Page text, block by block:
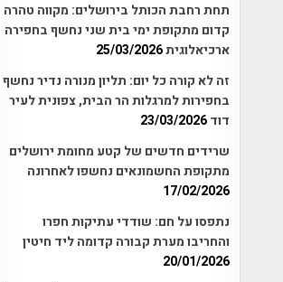
תחת רחבת הכותל בירושלים: מקווה טהרה
קדום מתקופת ימי בית שני נחשף בחפירה
ארכיאלוגית25/03/2026
זה לא קורה כל יום: תליון מנורה נדיר נחשף
בחפירות למרגלות הר הבית, צפונית לעיר
דוד23/03/2026
שרידים חדשים של קטע מחומת ירושלים
מתקופת החשמונאים נחשפו לאחרונה
17/02/2026
נתפסו על חם: שודדי עתיקות חפרו
והחריבו מערת קבורה קדומה ליד חיטין
20/01/2026